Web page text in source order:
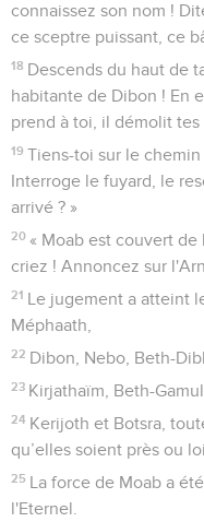
connaissez son nom !
ce sceptre puissant, ce
18 Descends du haut de
habitante de Dibon ! En
prend à toi, il démolit tes
19 Tiens-toi sur le
Interroge le fuyard, le
arrivé ? »
20 « Moab est couvert
criez ! Annoncez sur
21 Le jugement a atteint
Méphaath,
22 Dibon, Nebo, Beth-
23 Kirjathaïm, Beth-
24 Kerijoth et Botsra,
qu’elles soient près ou
25 La force de Moab a
l'Eternel.